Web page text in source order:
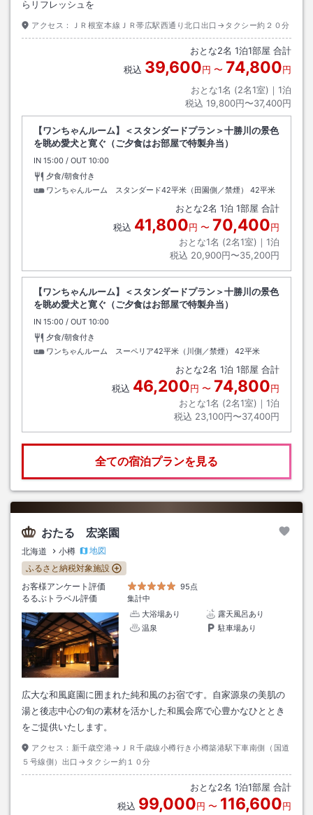
らリフレッシュを
アクセス： ＪＲ根室本線ＪＲ帯広駅西通り北口出口→タクシー約２０分
おとな2名 1泊1部屋 合計
税込 39,600円 〜 74,800円
おとな1名 (2名1室)｜ 1泊
税込 19,800円〜37,400円
【ワンちゃんルーム】＜スタンダードプラン＞十勝川の景色
を眺め愛犬と寛ぐ（ご夕食はお部屋で特製弁当）
IN チェックイン
15:00 / OUT チェックアウト
10:00
夕食/朝食付き
ワンちゃんルーム スタンダード42平米（田園側／禁煙）
42平米
おとな2名 1泊 1部屋 合計
税込 41,800円 〜 70,400円
おとな1名 (2名1室)｜ 1泊
税込 20,900円〜35,200円
【ワンちゃんルーム】＜スタンダードプラン＞十勝川の景色
を眺め愛犬と寛ぐ（ご夕食はお部屋で特製弁当）
IN チェックイン
15:00 / OUT チェックアウト
10:00
夕食/朝食付き
ワンちゃんルーム スーペリア42平米（川側／禁煙）
42平米
おとな2名 1泊 1部屋 合計
税込 46,200円 〜 74,800円
おとな1名 (2名1室)｜ 1泊
税込 23,100円〜37,400円
全ての宿泊プランを見る
おたる 宏楽園
北海道 小樽
地図
ふるさと納税対象施設
お客様アンケート評価
95点
るるぶトラベル評価
集計中
大浴場あり
露天風呂あり
温泉
駐車場あり
広大な和風庭園に囲まれた純和風のお宿です。自家源泉の美肌の
湯と後志中心の旬の素材を活かした和風会席で心豊かなひととき
をご提供いたします。
アクセス： 新千歳空港→ＪＲ千歳線小樽行き小樽築港駅下車南側（国道
５号線側）出口→タクシー約１０分
おとな2名 1泊1部屋 合計
税込 99,000円 〜 116,600円